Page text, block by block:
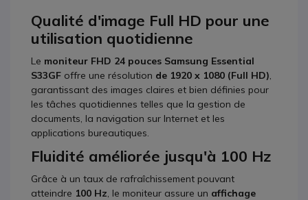
Qualité d'image Full HD pour une
utilisation quotidienne
Le moniteur FHD 24 pouces Samsung Essential
S33GF offre une résolution de 1920 x 1080 (Full HD)
garantissant des images claires et bien définies pour
les tâches quotidiennes telles que la gestion de
documents, la navigation sur Internet et les
applications bureautiques.
Fluidité améliorée jusqu'à 100 Hz
Grâce à un taux de rafraîchissement pouvant
atteindre 100 Hz , le moniteur assure un affichage